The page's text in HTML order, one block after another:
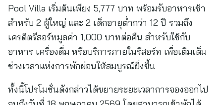
Pool Villa เริ่มต้นเพียง 5,777 บาท พร้อมรับอาหารเช้า
สำหรับ 2 ผู้ใหญ่ และ 2 เด็กอายุต่ำกว่า 12 ปี รวมถึง
เครดิตรีสอร์ทมูลค่า 1,000 บาทต่อคืน สำหรับใช้กับ
อาหาร เครื่องดื่ม หรือบริการภายในรีสอร์ท เพื่อเติมเต็ม
ช่วงเวลาแห่งการพักผ่อนให้สมบูรณ์ยิ่งขึ้น
ทั้งนี้โปรโมชั่นดังกล่าวได้ขยายระยะเวลาการจองออกไป